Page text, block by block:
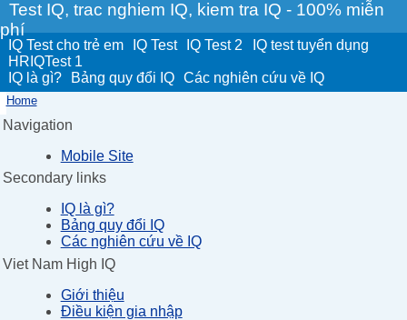
Test IQ, trac nghiem IQ, kiem tra IQ - 100% miễn
phí
IQ Test cho trẻ em IQ Test IQ Test 2
IQ test tuyển dụng
HRIQTest 1
IQ là gì?
Bảng quy đổi IQ Các nghiên cứu về IQ
Home
Navigation
Mobile Site
Secondary links
IQ là gì?
Bảng quy đổi IQ
Các nghiên cứu về IQ
Viet Nam High IQ
Giới thiệu
Điều kiện gia nhập